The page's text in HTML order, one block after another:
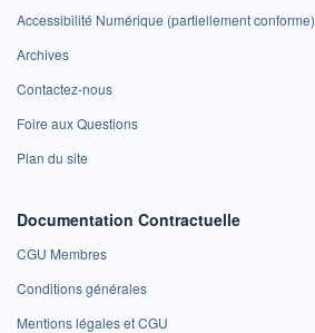
Accessibilité Numérique (partiellement conforme)
Archives
Contactez-nous
Foire aux Questions
Plan du site
Documentation Contractuelle
CGU Membres
Conditions générales
Mentions légales et CGU